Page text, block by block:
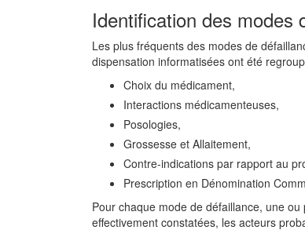
Identification des modes
Les plus fréquents des modes de
dispensation informatisées ont été
Choix du médicament,
Interactions médicamenteuses,
Posologies,
Grossesse et Allaitement,
Contre-indications par rapport au
Prescription en Dénomination
Pour chaque mode de défaillance, une
effectivement constatées, les acteurs